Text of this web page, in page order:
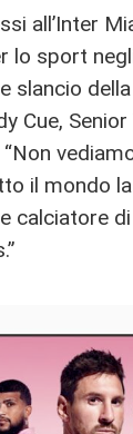
all’Inter
lo sport
slancio
Cue,
il mondo
calciatore